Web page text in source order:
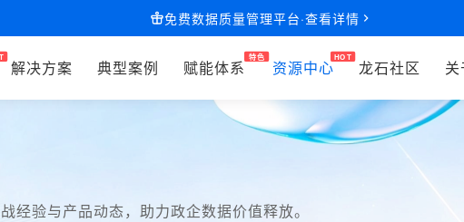
免费数据质量管理平台·查看详情
经验与产品动态，助力政企数据价值释放。
解决方案 典型案例 赋能体系 资源中心 龙石社区